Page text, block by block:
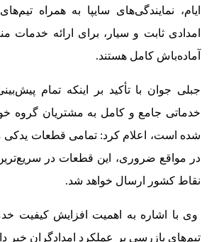
ایام، نمایندگی‌های سایپا به همراه
امدادی ثابت و سیار، برای ارائه خدمات
آماده‌باش کامل هستند.
جبلی جوان با تأکید بر اینکه تمام
خدماتی جامع و کامل به مشتریان گروه
شده است، اعلام کرد: تمامی قطعات یدکی
در مواقع ضروری، این قطعات در
نقاط کشور ارسال خواهد شد.
وی با اشاره به اهمیت افزایش کیفیت
تیم‌های بازرسی بر عملکرد امدادگران خبر